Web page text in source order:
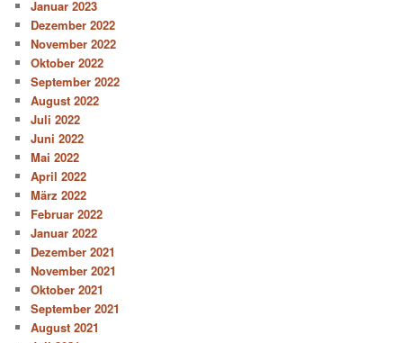
Januar 2023
Dezember 2022
November 2022
Oktober 2022
September 2022
August 2022
Juli 2022
Juni 2022
Mai 2022
April 2022
März 2022
Februar 2022
Januar 2022
Dezember 2021
November 2021
Oktober 2021
September 2021
August 2021